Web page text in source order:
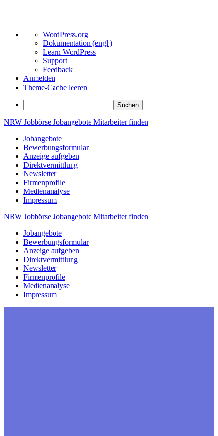
Über
WordPress
WordPress.org
Dokumentation (engl.)
Learn WordPress
Support
Feedback
Anmelden
Theme-Cache leeren
Suchen
Zum
springen
NRW Jobbörse Jobangebote Mitarbeiterfinden
Jobangebote
Bewerbungsformular
Anzeige aufgeben
Direktvermittlung
Newsletter
Firmenprofile
Medienanalyse
Impressum
NRW Jobbörse Jobangebote Mitarbeiterfinden
Jobangebote
Bewerbungsformular
Anzeige aufgeben
Direktvermittlung
Newsletter
Firmenprofile
Medienanalyse
Impressum